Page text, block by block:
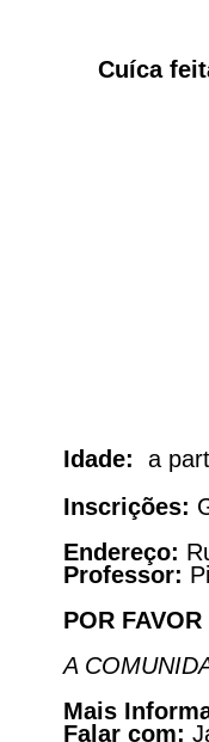
Cuíca
Idade:
a
Inscrições:
Endereço:
Professor:
POR
A
Mais
Falar com: